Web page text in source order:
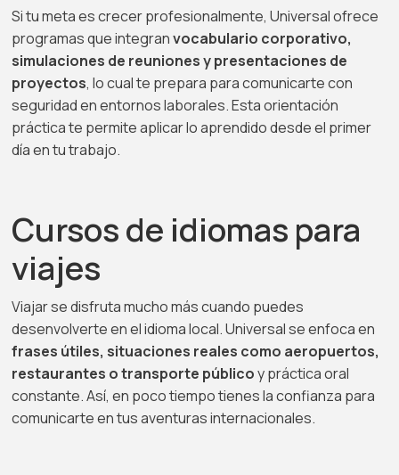
Si tu meta es crecer profesionalmente, Universal ofrece
programas que integranvocabulario corporativo,
simulaciones de reuniones y presentaciones de
proyectos, lo cual te prepara para comunicarte con
seguridad en entornos laborales. Esta orientación
práctica te permite aplicar lo aprendido desde el primer
día en tu trabajo.
Cursos de idiomas para
viajes
Viajar se disfruta mucho más cuando puedes
desenvolverte en el idioma local. Universal se enfoca en
frases útiles, situaciones reales como aeropuertos,
restaurantes o transporte públicoy práctica oral
constante. Así, en poco tiempo tienes la confianza para
comunicarte en tus aventuras internacionales.